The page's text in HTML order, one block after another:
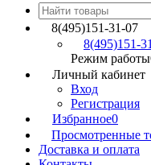
8(495)151-31-07
8(495)151-
Режим работы
Личный кабинет
Вход
Регистрация
Избранное0
Просмотренные
Доставка и оплата